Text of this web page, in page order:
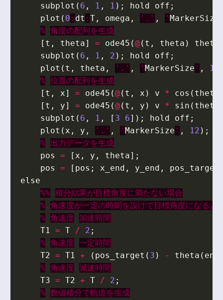
subplot ( 6 , 1 , 1 ); hold off ;
plot ( 0 : dt : T , omega , '.' , ' MarkerSize
% 角度の配列を生成
[ t , theta] = ode45 (@( t , theta )
subplot ( 6 , 1 , 2 ); hold off ;
plot ( t , theta , '.' , ' MarkerSize ' , 12
% 位置の配列を生成
[ t , x] = ode45 (@( t , x ) v * cos (
[ t , y] = ode45 (@( t , y ) v * sin (
subplot ( 6 , 1 , [ 3 6]); hold off ;
plot ( x , y , '.' , ' MarkerSize ' , 12 );
% 出力データを生成
pos
= [ x , y , theta];
pos
= [ pos ; x_end , y_end , pos_target
else
%% 積分結果が目標角度に満たない場合
% 角速度が一定の時間を設けて目標角度になるよ
% 角速度 加速時間
T1 = T / 2 ;
% 角速度 一定時間
T2 = T1 + ( pos_target ( 3 ) - theta ( end
% 角速度 減速時間
T3 = T2 + T / 2 ;
% 数値積分で軌道を生成